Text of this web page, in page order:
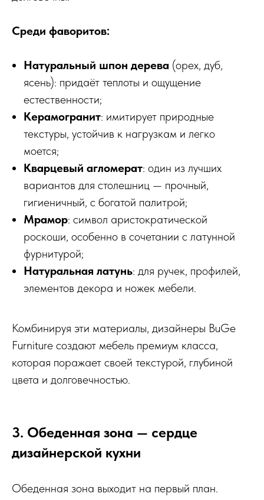
Среди фаворитов:
Натуральный шпон дерева (орех, дуб,
ясень): придаёт теплоты и ощущение
естественности;
Керамогранит: имитирует природные
текстуры, устойчив к нагрузкам и легко
моется;
Кварцевый агломерат: один из лучших
вариантов для столешниц — прочный,
гигиеничный, с богатой палитрой;
Мрамор: символ аристократической
роскоши, особенно в сочетании с латунной
фурнитурой;
Натуральная латунь: для ручек, профилей,
элементов декора и ножек мебели.
Комбинируя эти материалы, дизайнеры BuGe
Furniture создают мебель премиум класса,
которая поражает своей текстурой, глубиной
цвета и долговечностью.
3. Обеденная зона — сердце
дизайнерской кухни
Обеденная зона выходит на первый план.